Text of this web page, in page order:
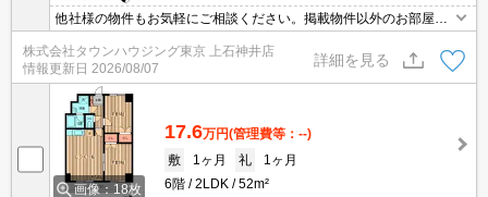
他社様の物件もお気軽にご相談ください。掲載物件以外のお部屋も
ご紹介出来ます。明るく元気なスタッフが丁寧にご対応させていた
だきます。当店ならオンラインで見学・接客可能です！お気軽にお
問い合わせ下さい☆★
株式会社タウンハウジング東京 上石神井店
情報更新日 2026/08/07
詳細を見る
画像：18枚
17.6万円(管理費等：--)
敷
1ヶ月 礼
1ヶ月
6階
2LDK 52m²